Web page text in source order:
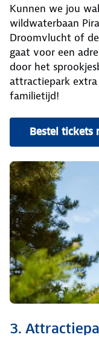
Kunnen we jou
wildwaterbaan
Droomvlucht of
gaat voor een
door het
attractiepark
familietijd!
Bestel tickets
3.